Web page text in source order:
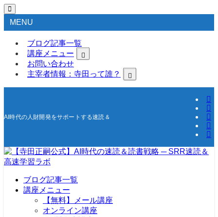
MENU
ブログ記事一覧
講座メニュー
お問い合わせ
主宰者情報：寺田って誰？
AI時代の人財開発をサポートする速読＆高速学習の研究所
ブログ記事一覧
講座メニュー
【無料】メール講座
オンライン講座